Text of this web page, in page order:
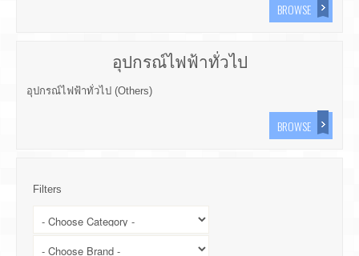
BROWSE
อุปกรณ์ไฟฟ้าทั่วไป
อุปกรณ์ไฟฟ้าทั่วไป (Others)
BROWSE
Filters